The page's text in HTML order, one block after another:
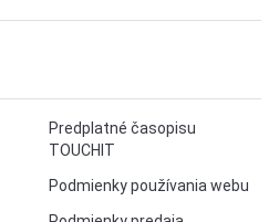
Predplatné časopisu
TOUCHIT
Podmienky používania webu